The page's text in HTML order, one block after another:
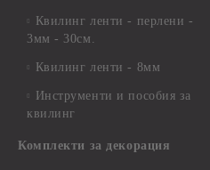
Квилинг ленти - перлени -
3мм - 30см.
Квилинг ленти - 8мм
Инструменти и пособия за
квилинг
Комплекти за декорация